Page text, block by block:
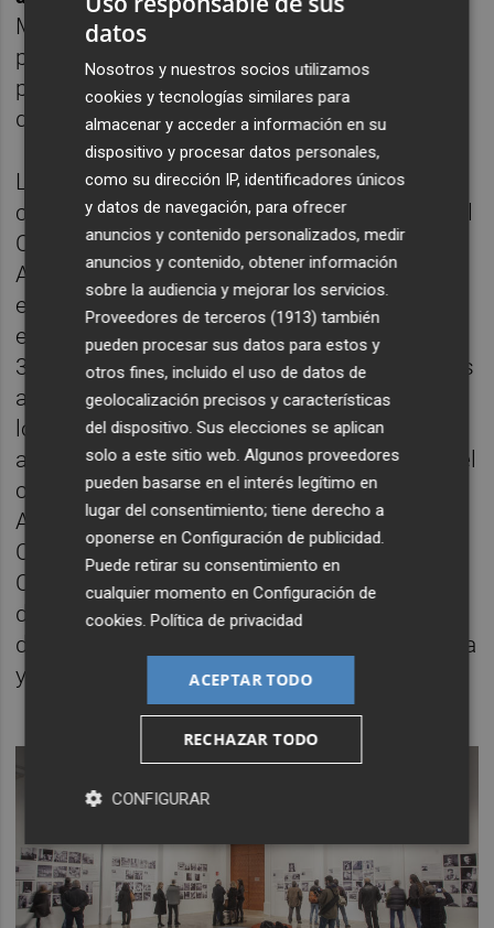
Martínez-Tormo, una vídeo-creación que
parte del hallazgo de una botella de agua de
plástico de 0,5 litros en un punto de la playa
de la costa mediterránea.
Los proyectos seleccionados serán objeto
cada uno de una exposición en la sala 2A del
Centro del Carmen y en otros centros de
Alicante y Castellón, tres ayudas
económicas de 15.000 euros que se dividen
en 12.000 euros para la producción propia y
3.000 euros en concepto de honorario de los
artistas. El jurado encargado de seleccionar
los proyectos ha estado compuesto por el
artista Mateo Maté (a propuesta de ACOA), el
creador Álvaro Perdices (propuesta de
AVVAC), la conservadora del Museo de Arte
Contemporáneo de Alicante, Rosa Mª
Castells González; así como por el director
de la entidad, José Luis Pérez Pont (en
delegación de la Directora General de Cultura
y Patrimonio).
datos
Nosotros y nuestros socios utilizamos
cookies y tecnologías similares para
almacenar y acceder a información en su
dispositivo y procesar datos personales,
como su dirección IP, identificadores únicos
y datos de navegación, para ofrecer
anuncios y contenido personalizados, medir
anuncios y contenido, obtener información
sobre la audiencia y mejorar los servicios.
Proveedores de terceros (1913) también
pueden procesar sus datos para estos y
otros fines, incluido el uso de datos de
geolocalización precisos y características
del dispositivo. Sus elecciones se aplican
solo a este sitio web. Algunos proveedores
pueden basarse en el interés legítimo en
lugar del consentimiento; tiene derecho a
oponerse enConfiguración de publicidad.
Puede retirar su consentimiento en
cualquier momento enConfiguración de
cookies.Política de privacidad
ACEPTAR TODO
RECHAZAR TODO
CONFIGURAR